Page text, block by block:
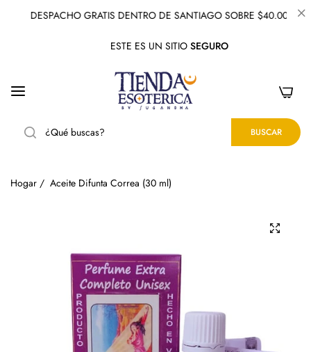
DESPACHO GRATIS DENTRO DE SANTIAGO SOBRE $40.000
ESTE ES UN SITIO SEGURO
BUSCAR
Hogar / Aceite Difunta Correa (30 ml)